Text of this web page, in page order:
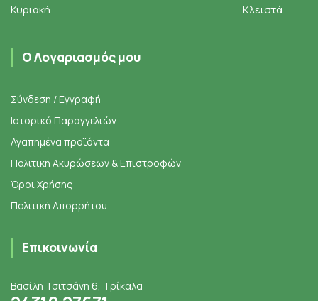
Κυριακή Κλειστά
Ο Λογαριασμός μου
Σύνδεση / Εγγραφή
Ιστορικό Παραγγελιών
Αγαπημένα προϊόντα
Πολιτική Ακυρώσεων & Επιστροφών
Όροι Χρήσης
Πολιτική Απορρήτου
Επικοινωνία
Βασίλη Τσιτσάνη 6, Τρίκαλα